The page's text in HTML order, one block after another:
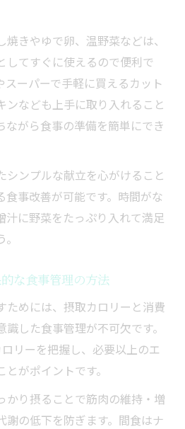
きやゆで卵、温野菜などは、
してすぐに使えるので便利で
スーパーで手軽に買えるカット
ンなども上手に取り入れること
ながら食事の準備を簡単にでき
シンプルな献立を心がけること
食事改善が可能です。時間がな
汁に野菜をたっぷり入れて満足
な食事管理の方法
ためには、摂取カロリーと消費
した食事管理が不可欠です。
リーを把握し、必要以上のエ
がポイントです。
かり摂ることで筋肉の維持・増
謝の低下を防ぎます。間食はナ